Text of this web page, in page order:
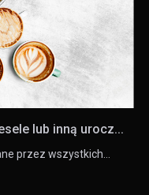
lub inną urocz...
przez wszystkich…